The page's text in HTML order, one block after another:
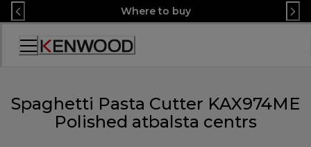
Skip
to
Content
Where to buy
Accessibility
Spaghetti Pasta Cutter KAX974ME
Polished atbalsta centrs